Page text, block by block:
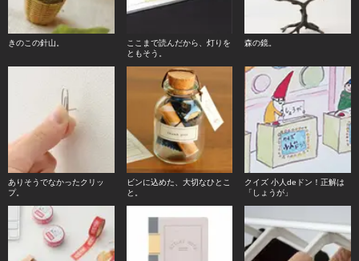
きのこの針山。
ここまで読んだから、灯りを
ともそう。
森の鏡。
ありそうでなかったクリッ
プ。
ビンに込めた、大切なひとこ
と。
クイズ 小人deドン！正解は
「しょうが」